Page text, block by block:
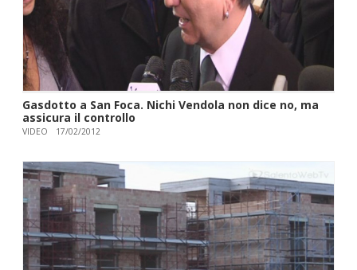
Gasdotto a San Foca. Nichi Vendola non dice no, ma
assicura il controllo
VIDEO 17/02/2012